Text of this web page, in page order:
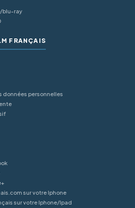
blu-ray
FRANÇAIS
données personnelles
sur votre Iphone
sur votre Iphone/Ipad